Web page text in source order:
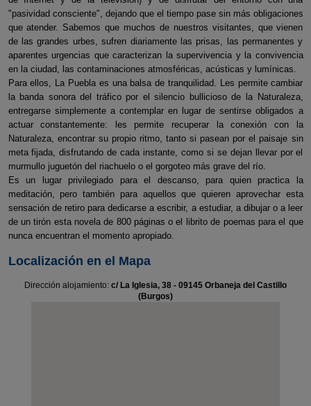
"pasividad consciente", dejando que el tiempo pase sin más obligaciones
que atender. Sabemos que muchos de nuestros visitantes, que vienen
de las grandes urbes, sufren diariamente las prisas, las permanentes y
aparentes urgencias que caracterizan la supervivencia y la convivencia
en la ciudad, las contaminaciones atmosféricas, acústicas y lumínicas.
Para ellos, La Puebla es una balsa de tranquilidad. Les permite cambiar
la banda sonora del tráfico por el silencio bullicioso de la Naturaleza,
entregarse simplemente a contemplar en lugar de sentirse obligados a
actuar constantemente: les permite recuperar la conexión con la
Naturaleza, encontrar su propio ritmo, tanto si pasean por el paisaje sin
meta fijada, disfrutando de cada instante, como si se dejan llevar por el
murmullo juguetón del riachuelo o el gorgoteo más grave del río.
Es un lugar privilegiado para el descanso, para quien practica la
meditación, pero también para aquellos que quieren aprovechar esta
sensación de retiro para dedicarse a escribir, a estudiar, a dibujar o a leer
de un tirón esta novela de 800 páginas o el librito de poemas para el que
nunca encuentran el momento apropiado.
Localización en el Mapa
Dirección alojamiento: c/ La Iglesia, 38 - 09145 Orbaneja del Castillo
(Burgos)